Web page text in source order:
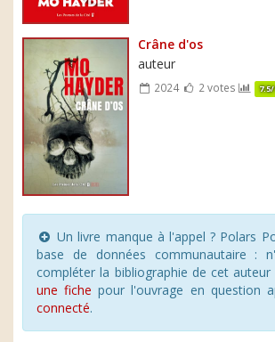
Crâne d'os
auteur
2024 2 votes
Un livre manque à l'appel ? Polars
base de données communautaire :
compléter la bibliographie de cet auteur
une fiche pour l'ouvrage en question
connecté.